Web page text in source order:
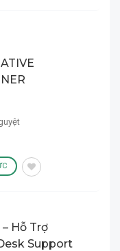
Hỗ Trợ
Support